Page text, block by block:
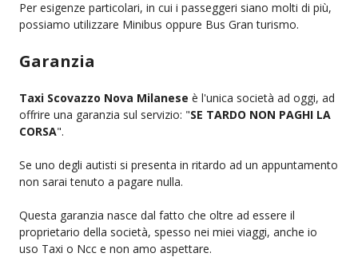
Per esigenze particolari, in cui i passeggeri siano molti di più,
possiamo utilizzare Minibus oppure Bus Gran turismo.
Garanzia
Taxi Scovazzo Nova Milanese è l'unica società ad oggi, ad
offrire una garanzia sul servizio: "SE TARDO NON PAGHI LA
CORSA".
Se uno degli autisti si presenta in ritardo ad un appuntamento
non sarai tenuto a pagare nulla.
Questa garanzia nasce dal fatto che oltre ad essere il
proprietario della società, spesso nei miei viaggi, anche io
uso Taxi o Ncc e non amo aspettare.